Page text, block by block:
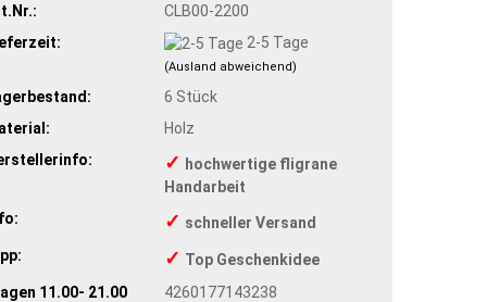
CLB00-2200
2-5 Tage
(Ausland abweichend)
6 Stück
Holz
✓ hochwertige fligrane
Handarbeit
✓ schneller Versand
✓ Top Geschenkidee
11.00- 21.00
4260177143238